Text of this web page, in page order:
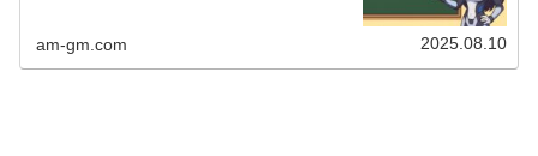
am-gm.com 2025.08.10